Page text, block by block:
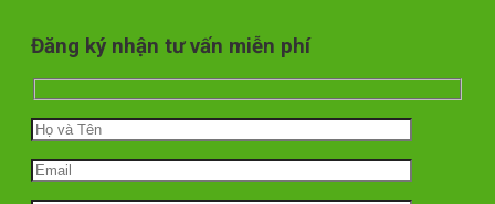
Đăng ký nhận tư vấn miễn phí